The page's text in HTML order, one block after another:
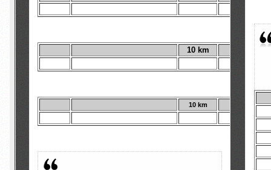
10 km
10 km